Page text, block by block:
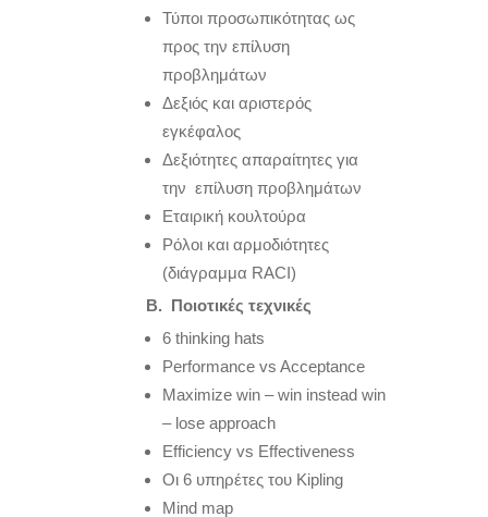
Τύποι προσωπικότητας ως
προς την επίλυση
προβλημάτων
Δεξιός και αριστερός
εγκέφαλος
Δεξιότητες απαραίτητες για
την επίλυση προβλημάτων
Εταιρική κουλτούρα
Ρόλοι και αρμοδιότητες
(διάγραμμα RACI)
Β. Ποιoτικές τεχνικές
6 thinking hats
Performance vs Acceptance
Μaximize win – win instead win
– lose approach
Efficiency vs Effectiveness
Οι 6 υπηρέτες του Kipling
Mind map